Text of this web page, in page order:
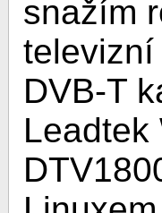
snažím
DVB-T
Leadtek